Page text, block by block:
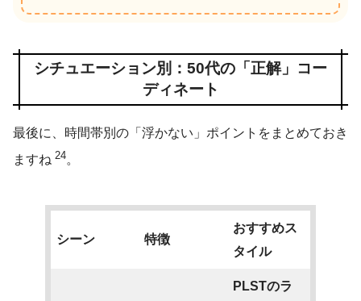
シチュエーション別：50代の「正解」コー
ディネート
最後に、時間帯別の「浮かない」ポイントをまとめておき
ますね 24。
シーン 特徴
おすすめス
タイル
PLSTのラ